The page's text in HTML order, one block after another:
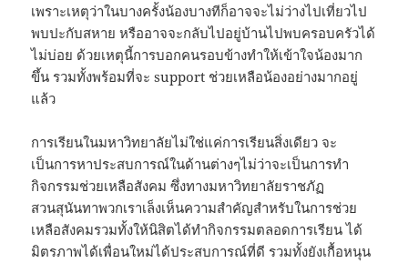
เพราะเหตุว่าในบางครั้งน้องบางทีก็อาจจะไม่ว่างไปเที่ยวไป
พบปะกับสหาย หรืออาจจะกลับไปอยู่บ้านไปพบครอบครัวได้
ไม่บ่อย ด้วยเหตุนี้การบอกคนรอบข้างทำให้เข้าใจน้องมาก
ขึ้น รวมทั้งพร้อมที่จะ support ช่วยเหลือน้องอย่างมากอยู่
แล้ว
การเรียนในมหาวิทยาลัยไม่ใช่แค่การเรียนสิ่งเดียว จะ
เป็นการหาประสบการณ์ในด้านต่างๆไม่ว่าจะเป็นการทำ
กิจกรรมช่วยเหลือสังคม ซึ่งทางมหาวิทยาลัยราชภัฏ
สวนสุนันทาพวกเราเล็งเห็นความสำคัญสำหรับในการช่วย
เหลือสังคมรวมทั้งให้นิสิตได้ทำกิจกรรมตลอดการเรียน ได้
มิตรภาพได้เพื่อนใหม่ได้ประสบการณ์ที่ดี รวมทั้งยังเกื้อหนุน